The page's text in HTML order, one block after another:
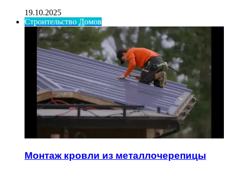
19.10.2025
Строительство Домов
Монтаж кровли из металлочерепицы